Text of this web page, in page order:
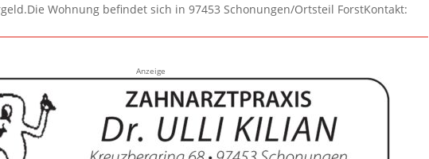
Wohnung befindet sich in 97453 Schonungen/Ortsteil ForstKontakt:
Anzeige